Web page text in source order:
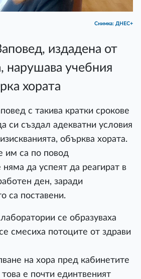
Снимка: ДНЕС+
издадена от
нарушава учебния
хората
с такива кратки срокове
си създал адекватни условия
обърква хората.
им са по повод
няма да успеят да реагират в
ден, заради
са поставени.
се образуваха
смесиха потоците от здрави
на хора пред кабинетите
е почти единтвеният